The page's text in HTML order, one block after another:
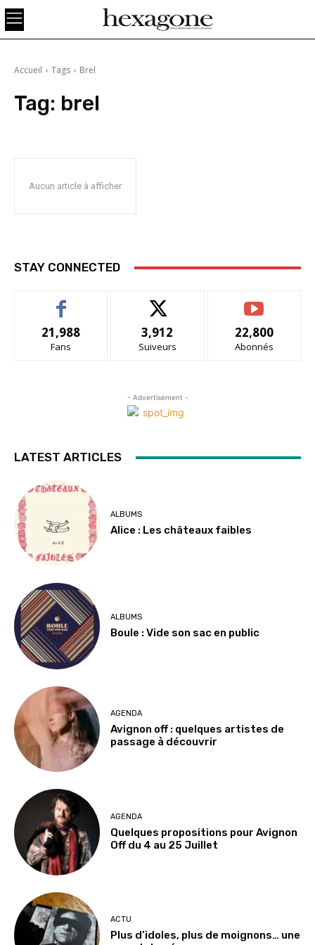
Accueil Tags Brel
Tag: brel
Aucun article à afficher
STAY CONNECTED
21,988
Fans
3,912
Suiveurs
22,800
Abonnés
- Advertisement -
LATEST ARTICLES
ALBUMS
Alice : Les châteaux faibles
ALBUMS
Boule : Vide son sac en public
AGENDA
Avignon off : quelques artistes de
passage à découvrir
AGENDA
Quelques propositions pour Avignon
Off du 4 au 25 Juillet
ACTU
Plus d’idoles, plus de moignons… une